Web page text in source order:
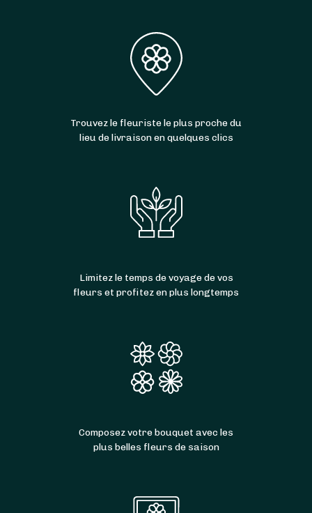
Trouvez le fleuriste le plus proche du
lieu de livraison en quelques clics
Limitez le temps de voyage de vos
fleurs et profitez en plus longtemps
Composez votre bouquet avec les
plus belles fleurs de saison